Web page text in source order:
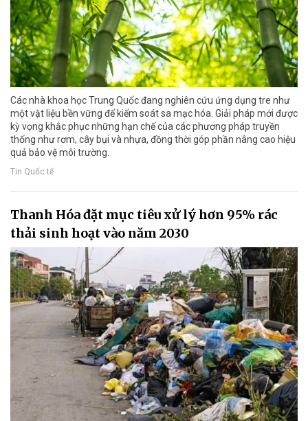
Các nhà khoa học Trung Quốc đang nghiên cứu ứng dụng tre như
một vật liệu bền vững để kiểm soát sa mạc hóa. Giải pháp mới được
kỳ vọng khắc phục những hạn chế của các phương pháp truyền
thống như rơm, cây bụi và nhựa, đồng thời góp phần nâng cao hiệu
quả bảo vệ môi trường.
Tin Quốc tế
Thanh Hóa đặt mục tiêu xử lý hơn 95% rác
thải sinh hoạt vào năm 2030